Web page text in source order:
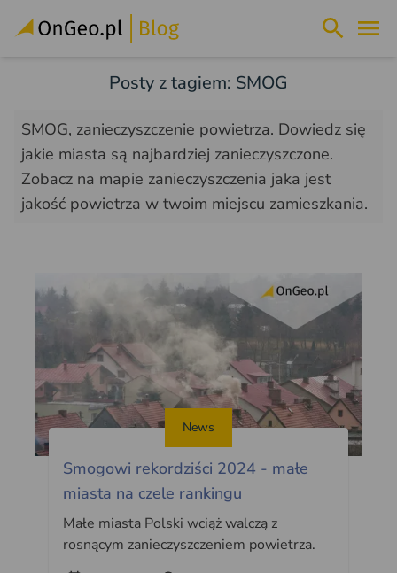
Posty z tagiem: SMOG
SMOG, zanieczyszczenie powietrza. Dowiedz się
jakie miasta są najbardziej zanieczyszczone.
Zobacz na mapie zanieczyszczenia jaka jest
jakość powietrza w twoim miejscu zamieszkania.
News
Smogowi rekordziści 2024 - małe
miasta na czele rankingu
Małe miasta Polski wciąż walczą z
rosnącym zanieczyszczeniem powietrza.